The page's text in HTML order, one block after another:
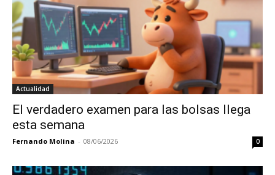
Actualidad
El verdadero examen para las bolsas llega
esta semana
Fernando Molina - 08/06/2026 0